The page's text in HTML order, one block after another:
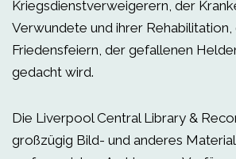
Kriegsdienstverweigerern, der
Verwundete und ihrer Rehabilitation,
Friedensfeiern, der gefallenen
gedacht wird.
Die Liverpool Central Library &
großzügig Bild- und anderes Material